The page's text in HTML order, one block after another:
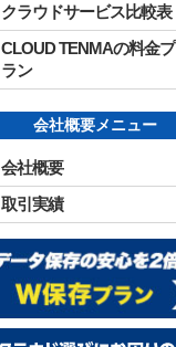
クラウドサービス比較表
CLOUD TENMAの料金プ
ラン
会社概要メニュー
会社概要
取引実績